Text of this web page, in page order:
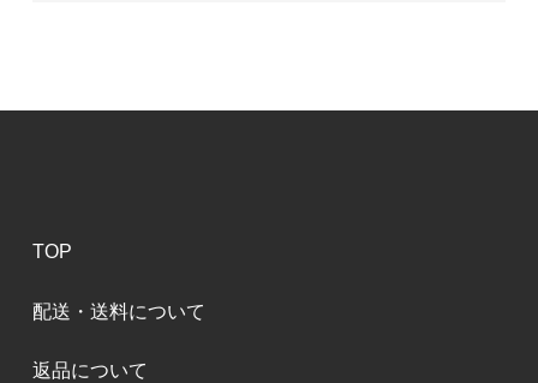
TOP
配送・送料について
返品について